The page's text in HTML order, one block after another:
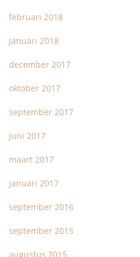
februari 2018
januari 2018
december 2017
oktober 2017
september 2017
juni 2017
maart 2017
januari 2017
september 2016
september 2015
augustus 2015